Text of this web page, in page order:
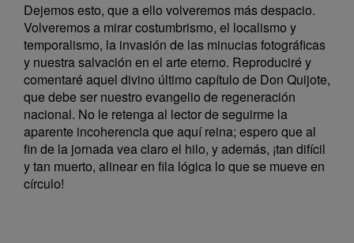
Dejemos esto, que a ello volveremos más despacio.
Volveremos a mirar costumbrismo, el localismo y
temporalismo, la invasión de las minucias fotográficas
y nuestra salvación en el arte eterno. Reproduciré y
comentaré aquel divino último capítulo de Don Quijote,
que debe ser nuestro evangelio de regeneración
nacional. No le retenga al lector de seguirme la
aparente incoherencia que aquí reina; espero que al
fin de la jornada vea claro el hilo, y además, ¡tan difícil
y tan muerto, alinear en fila lógica lo que se mueve en
círculo!